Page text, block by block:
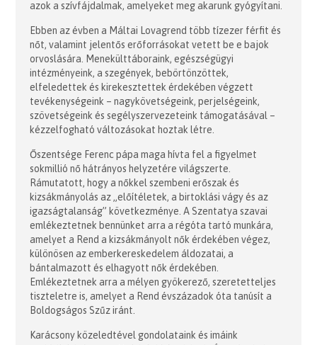
azok a szívfájdalmak, amelyeket meg akarunk gyógyítani.
Ebben az évben a Máltai Lovagrend több tízezer férfit és
nőt, valamint jelentős erőforrásokat vetett be e bajok
orvoslására. Menekülttáboraink, egészségügyi
intézményeink, a szegények, bebörtönzöttek,
elfeledettek és kirekesztettek érdekében végzett
tevékenységeink – nagykövetségeink, perjelségeink,
szövetségeink és segélyszervezeteink támogatásával –
kézzelfogható változásokat hoztak létre.
Őszentsége Ferenc pápa maga hívta fel a figyelmet
sokmillió nő hátrányos helyzetére világszerte.
Rámutatott, hogy a nőkkel szembeni erőszak és
kizsákmányolás az „előítéletek, a birtoklási vágy és az
igazságtalanság” következménye. A Szentatya szavai
emlékeztetnek bennünket arra a régóta tartó munkára,
amelyet a Rend a kizsákmányolt nők érdekében végez,
különösen az emberkereskedelem áldozatai, a
bántalmazott és elhagyott nők érdekében.
Emlékeztetnek arra a mélyen gyökerező, szeretetteljes
tiszteletre is, amelyet a Rend évszázadok óta tanúsít a
Boldogságos Szűz iránt.
Karácsony közeledtével gondolataink és imáink